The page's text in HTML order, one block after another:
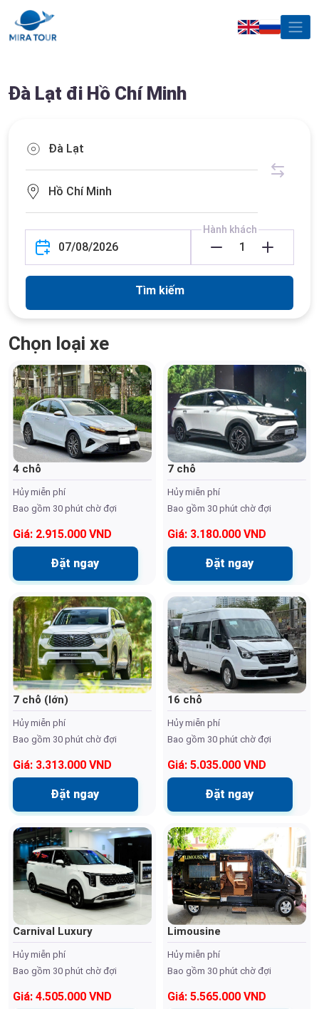
Đà Lạt đi Hồ Chí Minh
Hành khách
Tìm kiếm
Chọn loại xe
4 chỗ
Hủy miễn phí
Bao gồm 30 phút chờ đợi
Giá: 2.915.000 VND
Đặt ngay
7 chỗ
Hủy miễn phí
Bao gồm 30 phút chờ đợi
Giá: 3.180.000 VND
Đặt ngay
7 chỗ (lớn)
Hủy miễn phí
Bao gồm 30 phút chờ đợi
Giá: 3.313.000 VND
Đặt ngay
16 chỗ
Hủy miễn phí
Bao gồm 30 phút chờ đợi
Giá: 5.035.000 VND
Đặt ngay
Carnival Luxury
Hủy miễn phí
Bao gồm 30 phút chờ đợi
Giá: 4.505.000 VND
Limousine
Hủy miễn phí
Bao gồm 30 phút chờ đợi
Giá: 5.565.000 VND